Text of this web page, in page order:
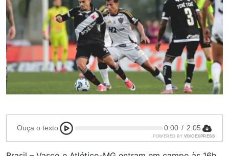
Ouça o texto 0:00 / 2:05
POWERED BY VOICEXPRESS